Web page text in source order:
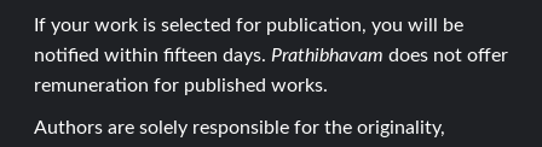
If your work is selected for publication, you will be
notified within fifteen days. Prathibhavam does not offer
remuneration for published works.
Authors are solely responsible for the originality,